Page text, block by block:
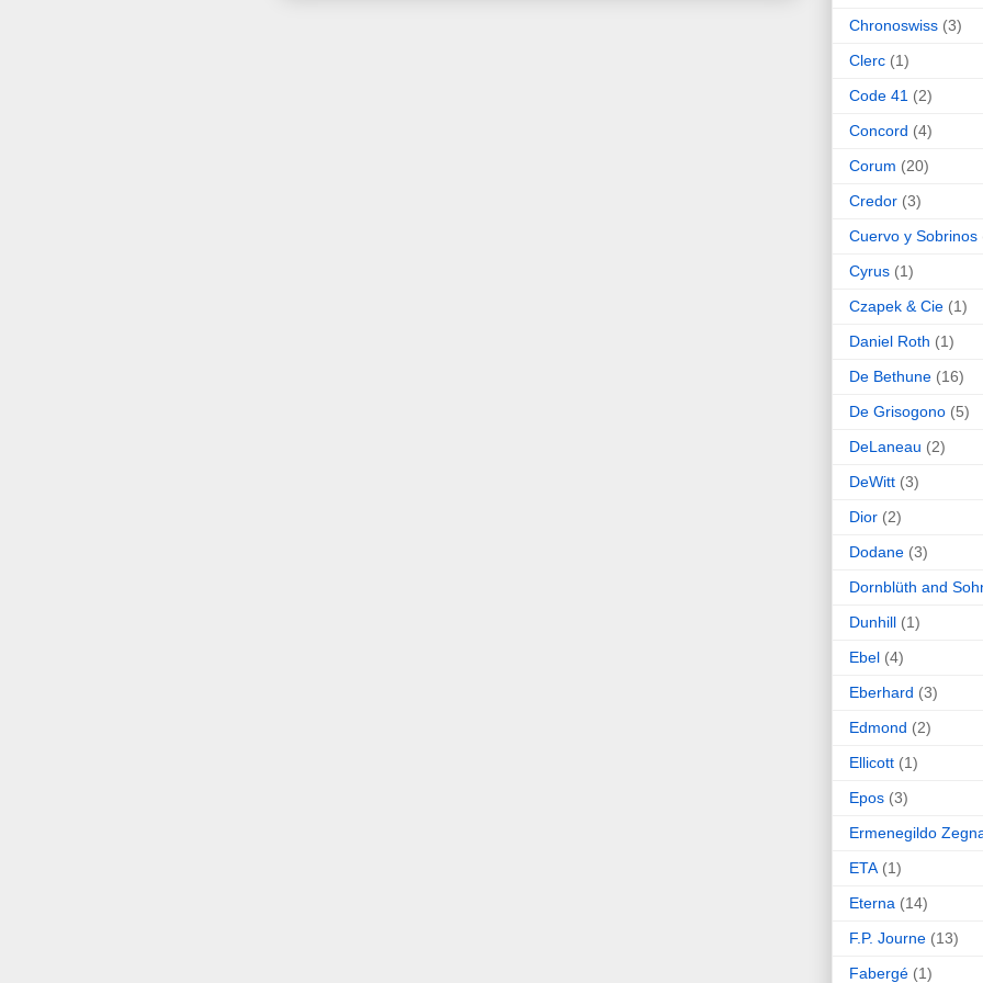
Chronoswiss (3)
Clerc (1)
Code 41 (2)
Concord (4)
Corum (20)
Credor (3)
Cuervo y Sobrinos
Cyrus (1)
Czapek & Cie (1)
Daniel Roth (1)
De Bethune (16)
De Grisogono (5)
DeLaneau (2)
DeWitt (3)
Dior (2)
Dodane (3)
Dornblüth and
Dunhill (1)
Ebel (4)
Eberhard (3)
Edmond (2)
Ellicott (1)
Epos (3)
Ermenegildo
ETA (1)
Eterna (14)
F.P. Journe (13)
Fabergé (1)